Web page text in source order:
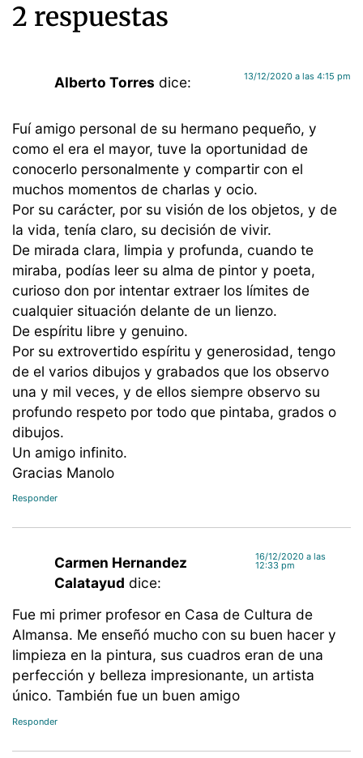
2 respuestas
Alberto Torres dice: 13/12/2020 a las 4:15 pm
Fuí amigo personal de su hermano pequeño, y
como el era el mayor, tuve la oportunidad de
conocerlo personalmente y compartir con el
muchos momentos de charlas y ocio.
Por su carácter, por su visión de los objetos, y de
la vida, tenía claro, su decisión de vivir.
De mirada clara, limpia y profunda, cuando te
miraba, podías leer su alma de pintor y poeta,
curioso don por intentar extraer los límites de
cualquier situación delante de un lienzo.
De espíritu libre y genuino.
Por su extrovertido espíritu y generosidad, tengo
de el varios dibujos y grabados que los observo
una y mil veces, y de ellos siempre observo su
profundo respeto por todo que pintaba, grados o
dibujos.
Un amigo infinito.
Gracias Manolo
Responder
Carmen Hernandez
Calatayud dice:
16/12/2020 a las
12:33 pm
Fue mi primer profesor en Casa de Cultura de
Almansa. Me enseñó mucho con su buen hacer y
limpieza en la pintura, sus cuadros eran de una
perfección y belleza impresionante, un artista
único. También fue un buen amigo
Responder